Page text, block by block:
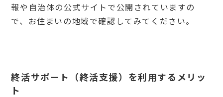
報や自治体の公式サイトで公開されていますの
で、お住まいの地域で確認してみてください。
終活サポート（終活支援）を利用するメリッ
ト